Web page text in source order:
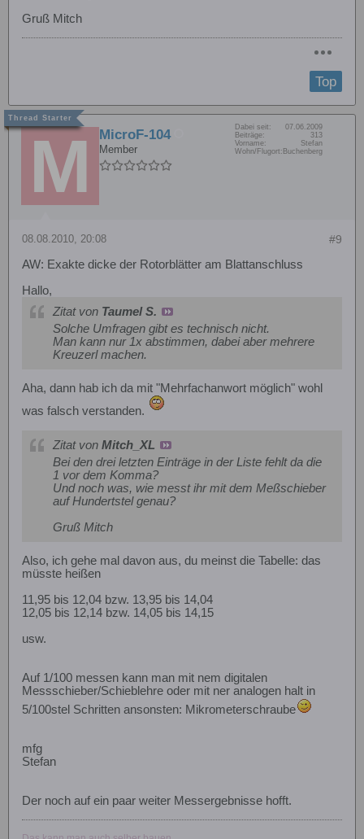
Gruß Mitch
Top
MicroF-104
Member
Dabei seit:
07.06.2009
Beiträge:
313
Vorname:
Stefan
Wohn/Flugort: Buchenberg
#9
08.08.2010, 20:08
AW: Exakte dicke der Rotorblätter am Blattanschluss
Hallo,
Zitat von Taumel S.
Solche Umfragen gibt es technisch nicht.
Man kann nur 1x abstimmen, dabei aber mehrere
Kreuzerl machen.
Aha, dann hab ich da mit "Mehrfachanwort möglich" wohl
was falsch verstanden.
Zitat von Mitch_XL
Bei den drei letzten Einträge in der Liste fehlt da die
1 vor dem Komma?
Und noch was, wie messt ihr mit dem Meßschieber
auf Hundertstel genau?
Gruß Mitch
Also, ich gehe mal davon aus, du meinst die Tabelle: das
müsste heißen
11,95 bis 12,04 bzw. 13,95 bis 14,04
12,05 bis 12,14 bzw. 14,05 bis 14,15
usw.
Auf 1/100 messen kann man mit nem digitalen
Messschieber/Schieblehre oder mit ner analogen halt in
5/100stel Schritten ansonsten: Mikrometerschraube
mfg
Stefan
Der noch auf ein paar weiter Messergebnisse hofft.